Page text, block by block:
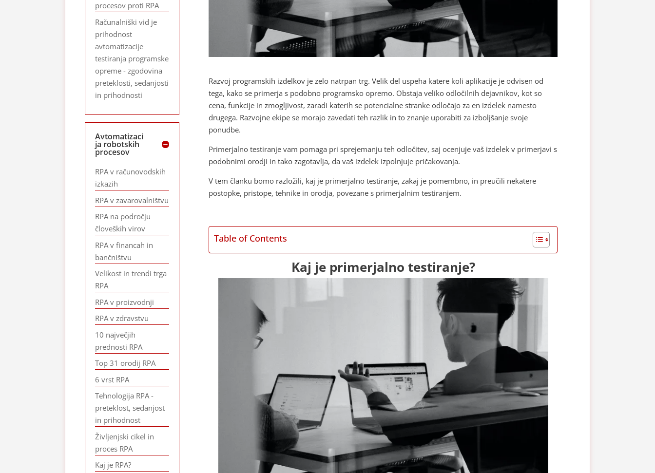
Razvoj programskih izdelkov je zelo natrpan trg. Velik del uspeha katere koli aplikacije je odvisen od
tega, kako se primerja s podobno programsko opremo. Obstaja veliko odločilnih dejavnikov, kot so
cena, funkcije in zmogljivost, zaradi katerih se potencialne stranke odločajo za en izdelek namesto
drugega. Razvojne ekipe se morajo zavedati teh razlik in to znanje uporabiti za izboljšanje svoje
ponudbe.
Primerjalno testiranje vam pomaga pri sprejemanju teh odločitev, saj ocenjuje vaš izdelek v primerjavi s
podobnimi orodji in tako zagotavlja, da vaš izdelek izpolnjuje pričakovanja.
V tem članku bomo razložili, kaj je primerjalno testiranje, zakaj je pomembno, in preučili nekatere
postopke, pristope, tehnike in orodja, povezane s primerjalnim testiranjem.
Table of Contents
Kaj je primerjalno testiranje?
procesov proti RPA
Računalniški vid je
prihodnost
avtomatizacije
testiranja programske
opreme - zgodovina
preteklosti, sedanjosti
in prihodnosti
Avtomatizaci
ja robotskih
procesov
RPA v računovodskih
izkazih
RPA v zavarovalništvu
RPA na področju
človeških virov
RPA v financah in
bančništvu
Velikost in trendi trga
RPA
RPA v proizvodnji
RPA v zdravstvu
10 največjih
prednosti RPA
Top 31 orodij RPA
6 vrst RPA
Tehnologija RPA -
preteklost, sedanjost
in prihodnost
Življenjski cikel in
proces RPA
Kaj je RPA?